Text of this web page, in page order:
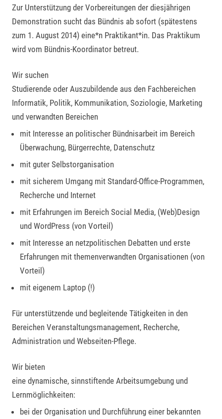
Zur Unterstützung der Vorbereitungen der diesjährigen
Demonstration sucht das Bündnis ab sofort (spätestens
zum 1. August 2014) eine*n Praktikant*in. Das Praktikum
wird vom Bündnis-Koordinator betreut.
Wir suchen
Studierende oder Auszubildende aus den Fachbereichen
Informatik, Politik, Kommunikation, Soziologie, Marketing
und verwandten Bereichen
mit Interesse an politischer Bündnisarbeit im Bereich
Überwachung, Bürgerrechte, Datenschutz
mit guter Selbstorganisation
mit sicherem Umgang mit Standard-Office-Programmen,
Recherche und Internet
mit Erfahrungen im Bereich Social Media, (Web)Design
und WordPress (von Vorteil)
mit Interesse an netzpolitischen Debatten und erste
Erfahrungen mit themenverwandten Organisationen (von
Vorteil)
mit eigenem Laptop (!)
Für unterstützende und begleitende Tätigkeiten in den
Bereichen Veranstaltungsmanagement, Recherche,
Administration und Webseiten-Pflege.
Wir bieten
eine dynamische, sinnstiftende Arbeitsumgebung und
Lernmöglichkeiten:
bei der Organisation und Durchführung einer bekannten